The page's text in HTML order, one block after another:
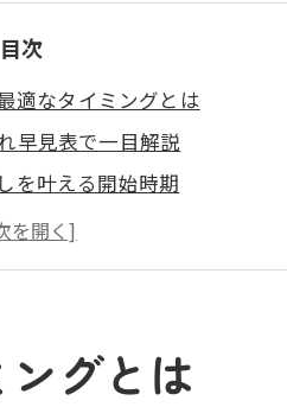
目次
適なタイミングとは
早見表で一目解説
を叶える開始時期
ると効果的か考える
方と注意ポイント
計画を立てるコツ
例を比較表で紹介
グとは